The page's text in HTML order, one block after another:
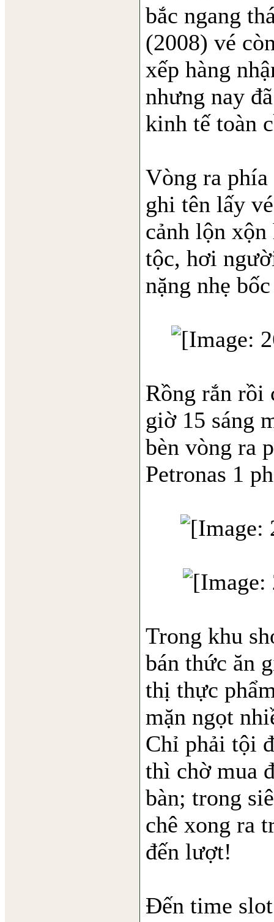
bắc ngang
(2008) vé
xếp hàng
nhưng nay
kinh tế toàn
Vòng ra
ghi tên lấy
cảnh lộn xộn
tộc, hơi
nặng nhẹ
Rồng rắn rồi
giờ 15 sáng
bèn vòng ra
Petronas 1
Trong khu
bán thức ăn
thị thực
mặn ngọt
Chỉ phải tội
thì chờ mua
bàn; trong
chê xong ra
đến lượt!
Đến time